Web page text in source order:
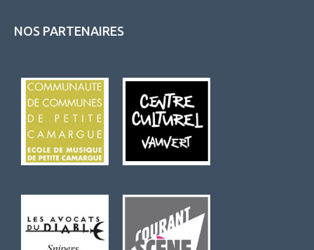
NOS PARTENAIRES